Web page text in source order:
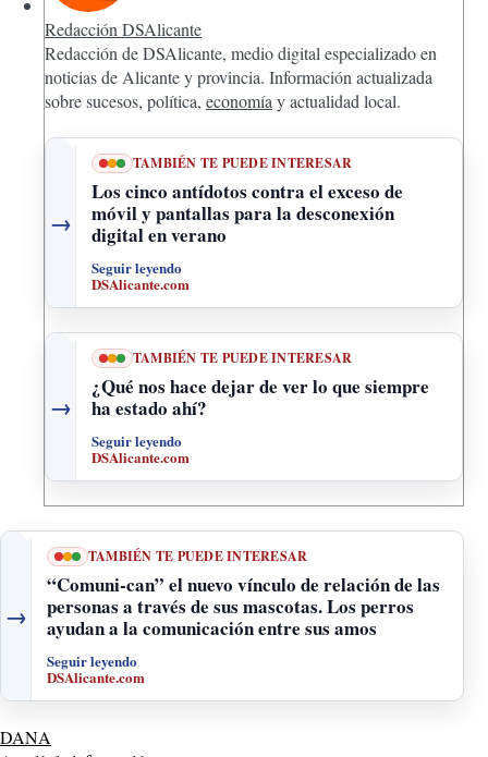
Redacción DSAlicante
Redacción de DSAlicante, medio digital especializado en
noticias de Alicante y provincia. Información actualizada
sobre sucesos, política, economíay actualidad local.
→
TAMBIÉN TE PUEDE INTERESAR
Los cinco antídotos contra el exceso de
móvil y pantallas para la desconexión
digital en verano
Seguir leyendo
DSAlicante.com
→
TAMBIÉN TE PUEDE INTERESAR
¿Qué nos hace dejar de ver lo que siempre
ha estado ahí?
Seguir leyendo
DSAlicante.com
→
TAMBIÉN TE PUEDE INTERESAR
“Comuni-can” el nuevo vínculo de relación de las
personas a través de sus mascotas. Los perros
ayudan a la comunicación entre sus amos
Seguir leyendo
DSAlicante.com
DANA